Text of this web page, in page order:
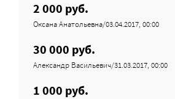
2 000 руб.
Оксана Анатольевна/03.04.2017, 00:00
30 000 руб.
Александр Васильевич/31.03.2017, 00:00
1 000 руб.